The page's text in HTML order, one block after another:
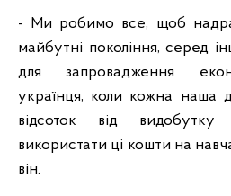
- Ми робимо все, щоб
майбутні покоління, серед
для запровадження
українця, коли кожна наша
відсоток від
використати ці кошти на
він.